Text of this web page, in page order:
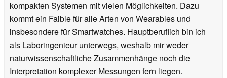
kompakten Systemen mit vielen Möglichkeiten. Dazu
kommt ein Faible für alle Arten von Wearables und
insbesondere für Smartwatches. Hauptberuflich bin ich
als Laboringenieur unterwegs, weshalb mir weder
naturwissenschaftliche Zusammenhänge noch die
Interpretation komplexer Messungen fern liegen.